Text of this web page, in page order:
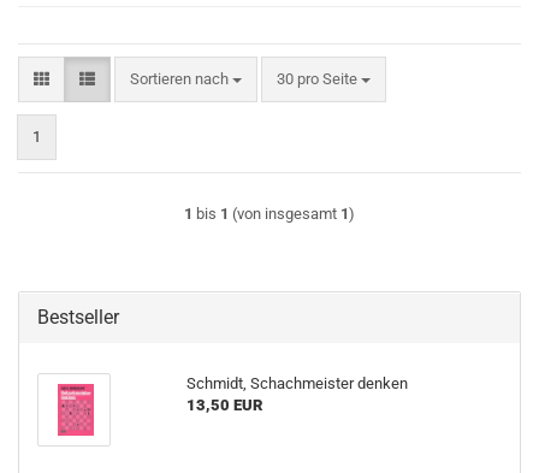
Sortieren nach
Sortieren nach 30 pro Seite
pro Seite
1
1 bis 1 (von insgesamt 1)
Bestseller
Schmidt, Schachmeister denken
13,50 EUR